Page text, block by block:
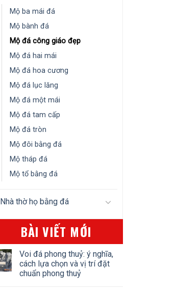
Mộ ba mái đá
Mộ bành đá
Mộ đá công giáo đẹp
Mộ đá hai mái
Mộ đá hoa cương
Mộ đá lục lăng
Mộ đá một mái
Mộ đá tam cấp
Mộ đá tròn
Mộ đôi bằng đá
Mộ tháp đá
Mộ tổ bằng đá
Nhà thờ họ bằng đá
BÀI VIẾT MỚI
Voi đá phong thuỷ: ý nghĩa,
cách lựa chọn và vị trí đặt
chuẩn phong thuỷ